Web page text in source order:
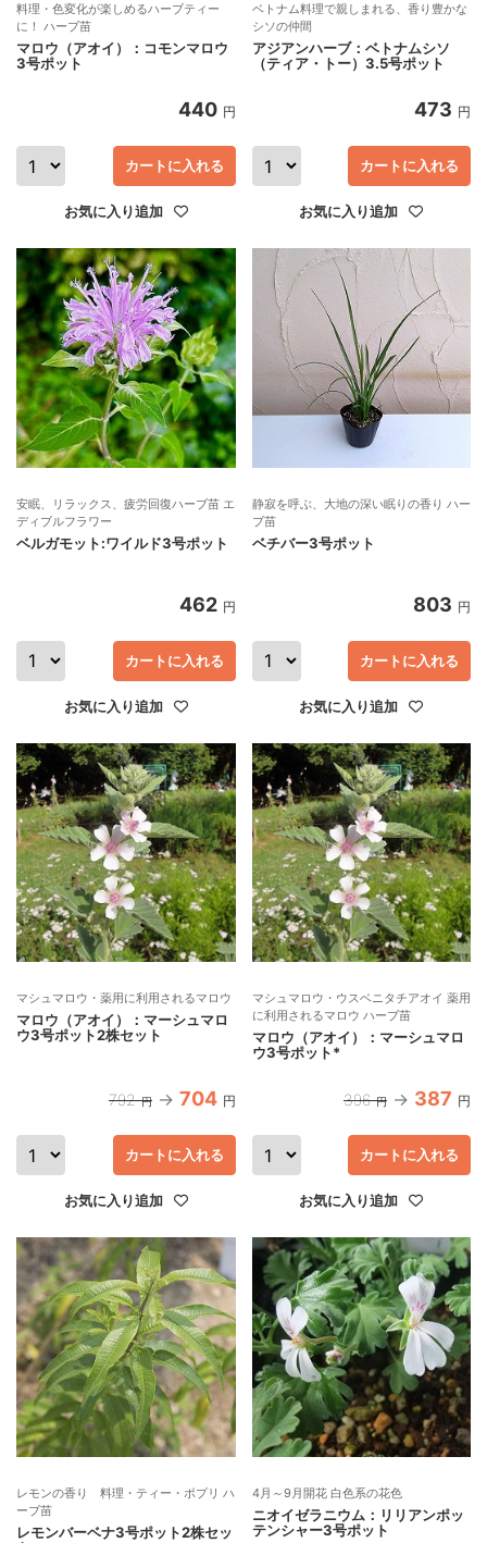
料理・色変化が楽しめるハーブティー
に！ ハーブ苗
マロウ（アオイ）：コモンマロウ
3号ポット
440 円
カートに入れる
お気に入り追加
ベトナム料理で親しまれる、香り豊かな
シソの仲間
アジアンハーブ：ベトナムシソ
（ティア・トー）3.5号ポット
473 円
カートに入れる
お気に入り追加
安眠、リラックス、疲労回復ハーブ苗 エ
ディブルフラワー
ベルガモット:ワイルド3号ポット
462 円
カートに入れる
お気に入り追加
静寂を呼ぶ、大地の深い眠りの香り ハー
ブ苗
ベチバー3号ポット
803 円
カートに入れる
お気に入り追加
マシュマロウ・薬用に利用されるマロウ
マロウ（アオイ）：マーシュマロ
ウ3号ポット2株セット
792 円 704 円
カートに入れる
お気に入り追加
マシュマロウ・ウスベニタチアオイ 薬用
に利用されるマロウ ハーブ苗
マロウ（アオイ）：マーシュマロ
ウ3号ポット*
396 円 387 円
カートに入れる
お気に入り追加
レモンの香り 料理・ティー・ポプリ ハ
ーブ苗
レモンバーベナ3号ポット2株セッ
4月～9月開花 白色系の花色
ニオイゼラニウム：リリアンポッ
テンシャー3号ポット